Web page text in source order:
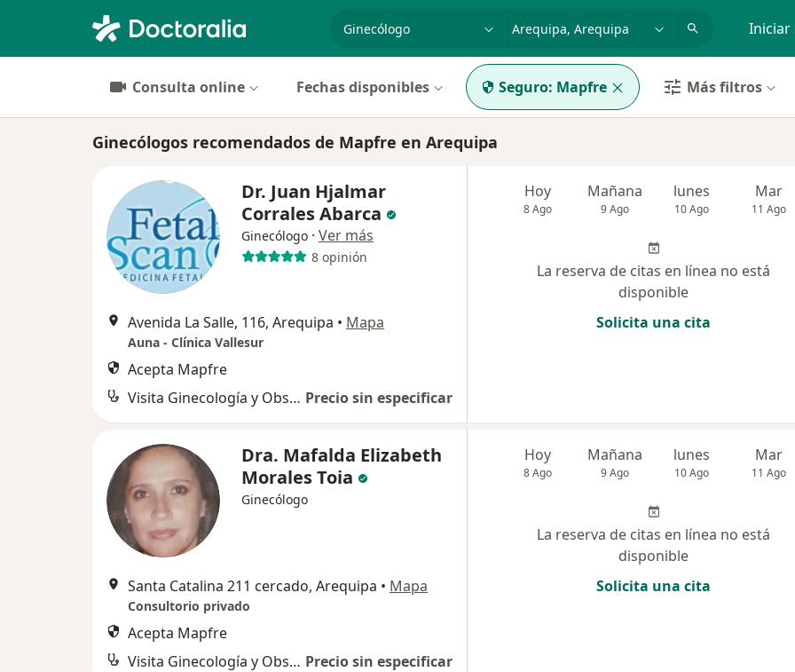
especialidad, enfermedad o nombre Iniciar
Consulta online Fechas disponibles Seguro: Mapfre Más filtros
Ginecólogos recomendados de Mapfre en Arequipa
Dr. Juan Hjalmar
Corrales Abarca
Ginecólogo · Ver más
8 opinión
Avenida La Salle, 116, Arequipa • Mapa
Auna - Clínica Vallesur
Acepta Mapfre
Visita Ginecología y Obstetricia Precio sin especificar
Hoy
8 Ago
Mañana
9 Ago
lunes
10 Ago
Mar
11 Ago
La reserva de citas en línea no está
disponible
Solicita una cita
Dra. Mafalda Elizabeth
Morales Toia
Ginecólogo
Santa Catalina 211 cercado, Arequipa • Mapa
Consultorio privado
Acepta Mapfre
Visita Ginecología y Obstetricia Precio sin especificar
Hoy
8 Ago
Mañana
9 Ago
lunes
10 Ago
Mar
11 Ago
La reserva de citas en línea no está
disponible
Solicita una cita